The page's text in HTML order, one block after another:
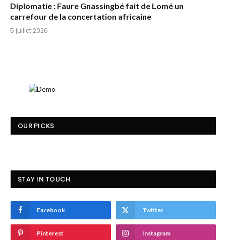
Diplomatie : Faure Gnassingbé fait de Lomé un
carrefour de la concertation africaine
5 juillet 2026
OUR PICKS
STAY IN TOUCH
Facebook Twitter
Pinterest Instagram